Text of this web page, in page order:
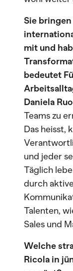
Sie
mit und
bedeutet
Daniela
Teams zu
Das heisst,
und jeder
Täglich
durch
Talenten,
Sales und
Welche
Ricola in